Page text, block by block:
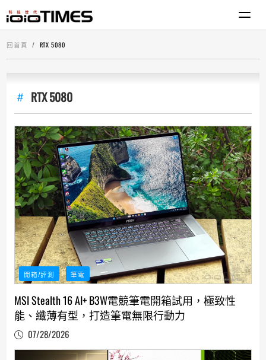
回首頁 RTX 5080
RTX 5080
開箱/評測 筆電
MSI Stealth 16 AI+ B3W電競筆電開箱試用，極致性
能、纖薄有型，打造筆電無限行動力
07/28/2026